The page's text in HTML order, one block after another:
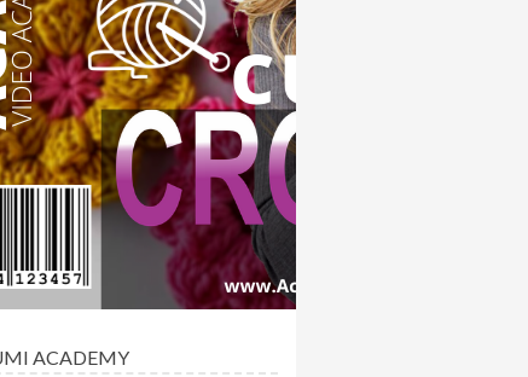
ACADEMY